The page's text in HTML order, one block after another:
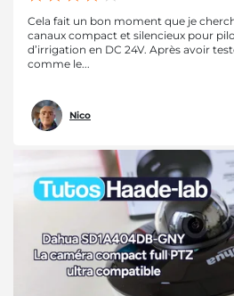
Cela fait un bon moment que je
canaux compact et silencieux pour
d’irrigation en DC 24V. Après avoir
comme le...
Nico